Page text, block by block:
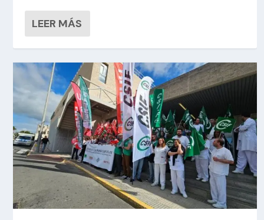
LEER MÁS